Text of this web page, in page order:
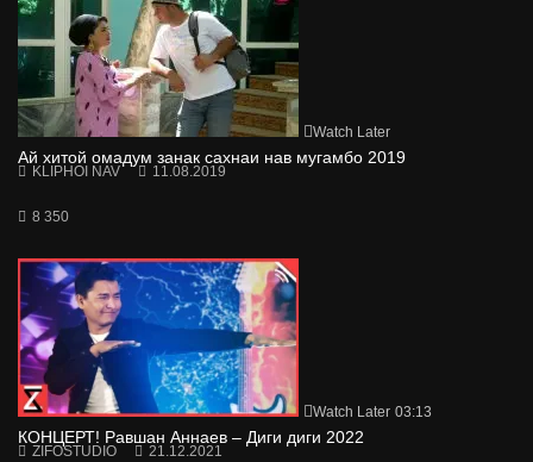
Watch Later
Ай хитой омадум занак сахнаи нав мугамбо 2019
KLIPHOI NAV 11.08.2019
8 350
Watch Later 03:13
КОНЦЕРТ! Равшан Аннаев – Диги диги 2022
ZIFOSTUDIO 21.12.2021